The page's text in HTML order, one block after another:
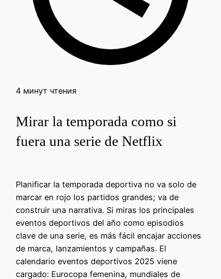
4 минут чтения
Mirar la temporada como si
fuera una serie de Netflix
Planificar la temporada deportiva no va solo de
marcar en rojo los partidos grandes; va de
construir una narrativa. Si miras los principales
eventos deportivos del año como episodios
clave de una serie, es más fácil encajar acciones
de marca, lanzamientos y campañas. El
calendario eventos deportivos 2025 viene
cargado: Eurocopa femenina, mundiales de